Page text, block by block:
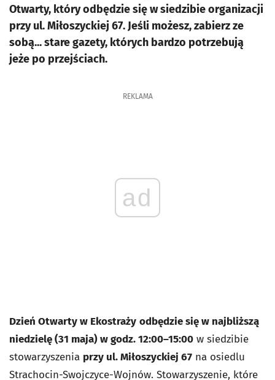
Otwarty, który odbędzie się w siedzibie organizacji
przy ul. Miłoszyckiej 67. Jeśli możesz, zabierz ze
sobą... stare gazety, których bardzo potrzebują
jeże po przejściach.
REKLAMA
ad
Dzień Otwarty w Ekostraży odbędzie się w najbliższą
niedzielę (31 maja) w godz. 12:00–15:00 w siedzibie
stowarzyszenia przy ul. Miłoszyckiej 67 na osiedlu
Strachocin-Swojczyce-Wojnów. Stowarzyszenie, które